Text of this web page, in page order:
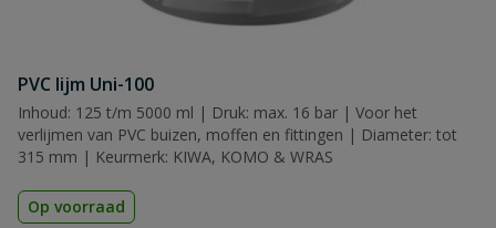
PVC lijm Uni-100
Inhoud: 125 t/m 5000 ml | Druk: max. 16 bar | Voor het
verlijmen van PVC buizen, moffen en fittingen | Diameter: tot
315 mm | Keurmerk: KIWA, KOMO & WRAS
Op voorraad